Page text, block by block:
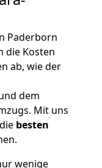
Paderborn
die Kosten
ab, wie der
dem
Mit uns
besten
wenige